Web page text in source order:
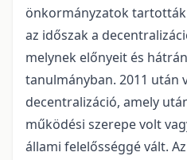
önkormányzatok
az időszak a
melynek előnyeit és
tanulmányban. 2011 után
decentralizáció, amely
működési szerepe volt
állami felelősséggé vált.